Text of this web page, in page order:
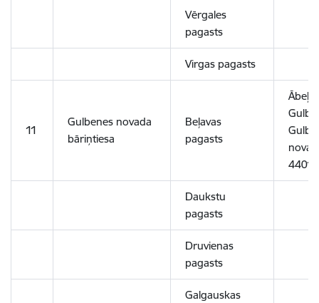
Vērgales
pagasts
Virgas pagasts
11
Gulbenes novada
bāriņtiesa
Beļavas
pagasts
Ābeļu
4401
Daukstu
pagasts
Druvienas
pagasts
Galgauskas